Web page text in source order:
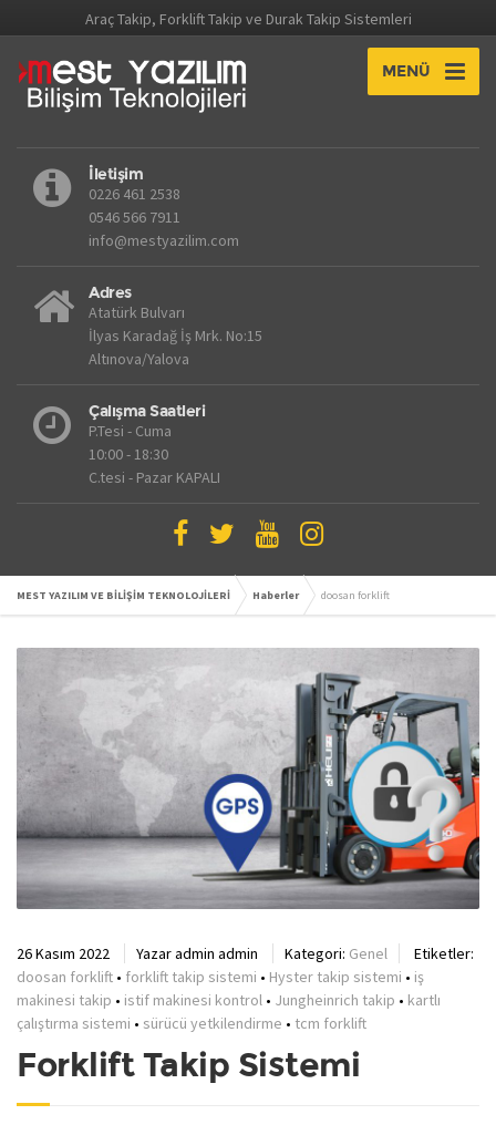
Araç Takip, Forklift Takip ve Durak Takip Sistemleri
MENÜ
İletişim
0226 461 2538
0546 566 7911
info@mestyazilim.com
Adres
Atatürk Bulvarı
İlyas Karadağ İş Mrk. No:15
Altınova/Yalova
Çalışma Saatleri
P.Tesi - Cuma
10:00 - 18:30
C.tesi - Pazar KAPALI
MEST YAZILIM VE BİLİŞİM TEKNOLOJİLERİ Haberler doosan forklift
26 Kasım 2022 Yazaradmin admin Kategori: Genel
Etiketler:
doosan forklift • forklift takip sistemi • Hyster takip sistemi • iş
makinesi takip • istif makinesi kontrol • Jungheinrich takip • kartlı
çalıştırma sistemi • sürücü yetkilendirme • tcm forklift
Forklift Takip Sistemi